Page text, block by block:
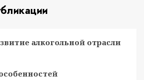
алкогольной отрасли